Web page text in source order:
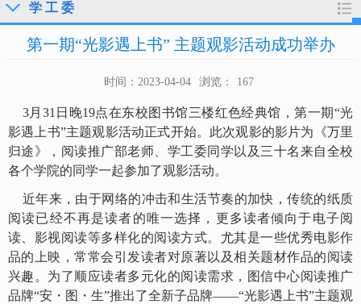
学 工 委
第一期“光影遇上书” 主题观影活动成功举办
时间：2023-04-04 浏览： 167
3月31日晚19点在东校图书馆三楼红色经典馆，第一期“光
影遇上书”主题观影活动正式开始。此次观影的影片为 《万里
归途》， 阅读推广部老师、学工委同学以及三十名来自全校
各个学院的同学一起参加了观影活动。
近年来，由于网络的冲击和生活节奏的加快，传统的纸质
阅读已经不再是读者的唯一选择，更多读者倾向于电子阅
读、影视阅读等多样化的阅读方式。尤其是一些优秀电影作
品的上映，常常会引发读者对原著以及相关题材作品的阅读
兴趣。为了顺应读者多元化的阅读需求，图信中心阅读推广
品牌“安・图・生”推出了全新子品牌——“光影遇上书”主题观